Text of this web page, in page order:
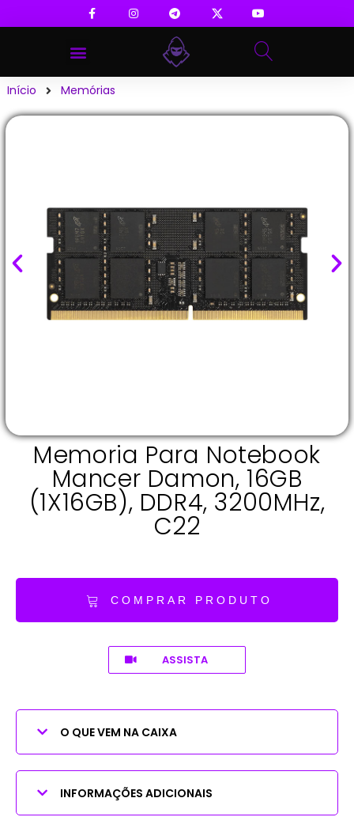
Início Memórias
Memoria Para Notebook
Mancer Damon, 16GB
(1X16GB), DDR4, 3200MHz,
C22
COMPRAR PRODUTO
ASSISTA
O QUE VEM NA CAIXA
INFORMAÇÕES ADICIONAIS